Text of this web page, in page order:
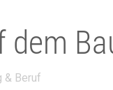
dem
& Beruf